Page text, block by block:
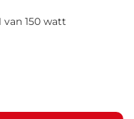
van 150 watt